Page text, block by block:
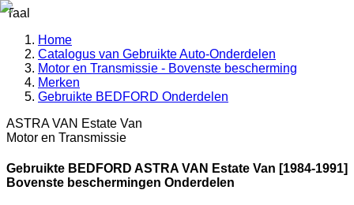
Taal
Home
Catalogus van Gebruikte Auto-Onderdelen
Motor en Transmissie - Bovenste bescherming
Merken
Gebruikte BEDFORD Onderdelen
ASTRA VAN Estate Van
Motor en Transmissie
Gebruikte BEDFORD ASTRA VAN Estate Van [1984-1991]
Bovenste beschermingen Onderdelen